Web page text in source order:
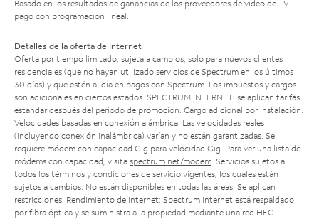
Basado en los resultados de ganancias de los proveedores de video de TV
pago con programación lineal.
Detalles de la oferta de Internet
Oferta por tiempo limitado; sujeta a cambios; solo para nuevos clientes
residenciales (que no hayan utilizado servicios de Spectrum en los últimos
30 días) y que estén al día en pagos con Spectrum. Los impuestos y cargos
son adicionales en ciertos estados. SPECTRUM INTERNET: se aplican tarifas
estándar después del período de promoción. Cargo adicional por instalación.
Velocidades basadas en conexión alámbrica. Las velocidades reales
(incluyendo conexión inalámbrica) varían y no están garantizadas. Se
requiere módem con capacidad Gig para velocidad Gig. Para ver una lista de
módems con capacidad, visita spectrum.net/modem. Servicios sujetos a
todos los términos y condiciones de servicio vigentes, los cuales están
sujetos a cambios. No están disponibles en todas las áreas. Se aplican
restricciones. Rendimiento de Internet: Spectrum Internet está respaldado
por fibra óptica y se suministra a la propiedad mediante una red HFC.